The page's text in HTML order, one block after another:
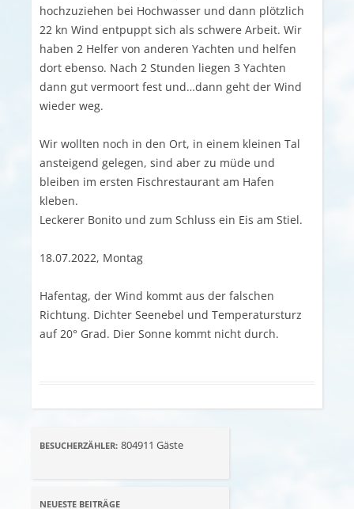
hochzuziehen bei Hochwasser und dann plötzlich
22 kn Wind entpuppt sich als schwere Arbeit. Wir
haben 2 Helfer von anderen Yachten und helfen
dort ebenso. Nach 2 Stunden liegen 3 Yachten
dann gut vermoort fest und…dann geht der Wind
wieder weg.
Wir wollten noch in den Ort, in einem kleinen Tal
ansteigend gelegen, sind aber zu müde und
bleiben im ersten Fischrestaurant am Hafen
kleben.
Leckerer Bonito und zum Schluss ein Eis am Stiel.
18.07.2022, Montag
Hafentag, der Wind kommt aus der falschen
Richtung. Dichter Seenebel und Temperatursturz
auf 20° Grad. Dier Sonne kommt nicht durch.
BESUCHERZÄHLER: 804911 Gäste
NEUESTE BEITRÄGE